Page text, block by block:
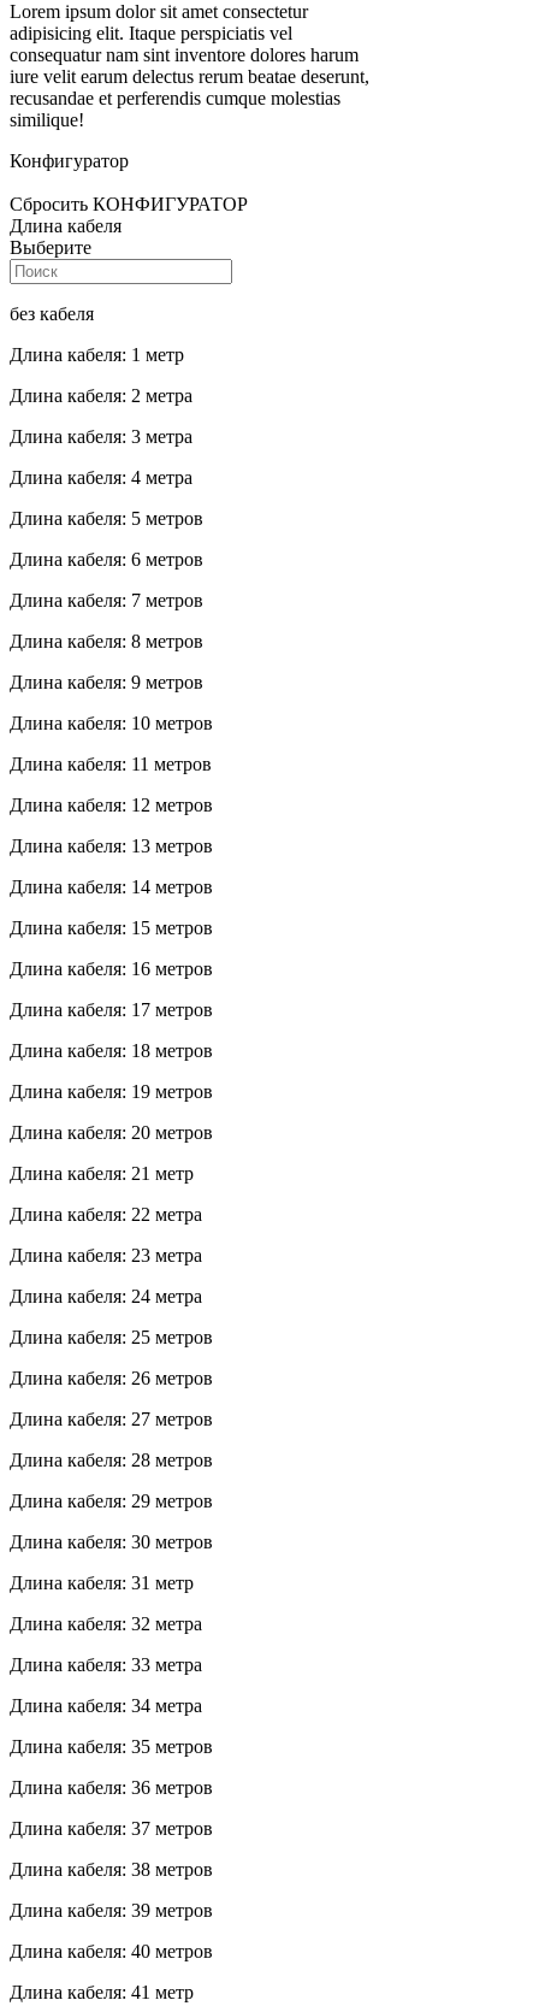
Lorem ipsum dolor sit amet consectetur
adipisicing elit. Itaque perspiciatis vel
consequatur nam sint inventore dolores harum
iure velit earum delectus rerum beatae deserunt,
recusandae et perferendis cumque molestias
similique!
Конфигуратор
Сбросить КОНФИГУРАТОР
Длина кабеля
Выберите
без кабеля
Длина кабеля: 1 метр
Длина кабеля: 2 метра
Длина кабеля: 3 метра
Длина кабеля: 4 метра
Длина кабеля: 5 метров
Длина кабеля: 6 метров
Длина кабеля: 7 метров
Длина кабеля: 8 метров
Длина кабеля: 9 метров
Длина кабеля: 10 метров
Длина кабеля: 11 метров
Длина кабеля: 12 метров
Длина кабеля: 13 метров
Длина кабеля: 14 метров
Длина кабеля: 15 метров
Длина кабеля: 16 метров
Длина кабеля: 17 метров
Длина кабеля: 18 метров
Длина кабеля: 19 метров
Длина кабеля: 20 метров
Длина кабеля: 21 метр
Длина кабеля: 22 метра
Длина кабеля: 23 метра
Длина кабеля: 24 метра
Длина кабеля: 25 метров
Длина кабеля: 26 метров
Длина кабеля: 27 метров
Длина кабеля: 28 метров
Длина кабеля: 29 метров
Длина кабеля: 30 метров
Длина кабеля: 31 метр
Длина кабеля: 32 метра
Длина кабеля: 33 метра
Длина кабеля: 34 метра
Длина кабеля: 35 метров
Длина кабеля: 36 метров
Длина кабеля: 37 метров
Длина кабеля: 38 метров
Длина кабеля: 39 метров
Длина кабеля: 40 метров
Длина кабеля: 41 метр